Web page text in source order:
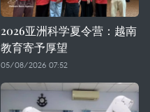
2026亚洲科学夏令营：越南
教育寄予厚望
05/08/2026 07:52